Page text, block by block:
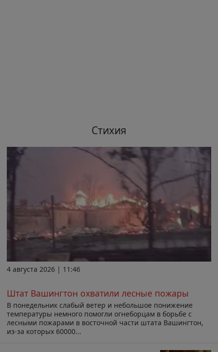
Стихия
4 августа 2026 | 11:46
Штат Вашингтон охватили лесные пожары
В понедельник слабый ветер и небольшое понижение
температуры немного помогли огнеборцам в борьбе с
лесными пожарами в восточной части штата Вашингтон,
из-за которых 60000...